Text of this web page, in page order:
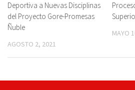
Deportiva a Nuevas Disciplinas
del Proyecto Gore-Promesas
Ñuble
AGOSTO 2, 2021
MAYO